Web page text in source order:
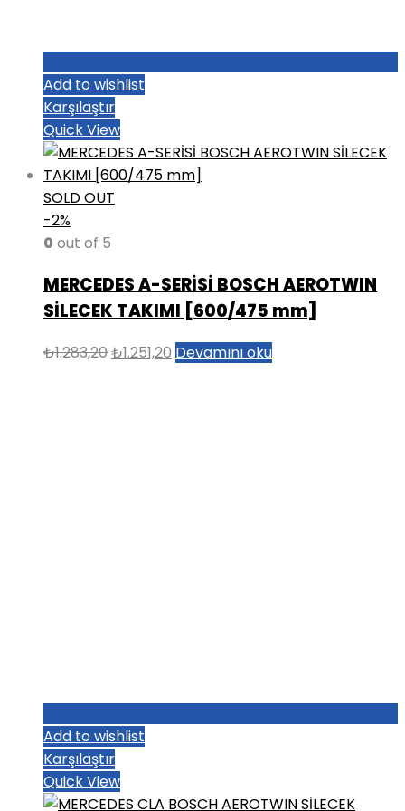
Add to wishlist
Karşılaştır
Quick View
SOLD OUT
-2%
0 out of 5
MERCEDES A-SERİSİ BOSCH AEROTWIN
SİLECEK TAKIMI [600/475 mm]
₺1.283,20Orijinal
₺1.251,20 Şu
Devamını oku
Add to wishlist
Karşılaştır
Quick View